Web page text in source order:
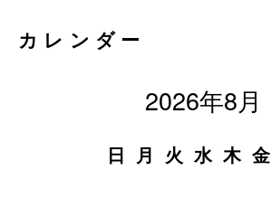
カレンダー
2026年8月
日 月 火 水 木 金